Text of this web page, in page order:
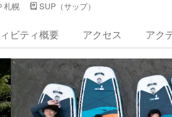
札幌 SUP（サップ）
ビティ概要 アクセス アク